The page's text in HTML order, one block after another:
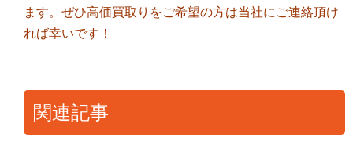
ます。ぜひ高価買取りをご希望の方は当社にご連絡頂け
れば幸いです！
関連記事